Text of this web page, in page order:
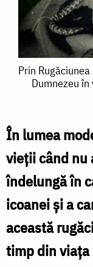
Prin
Rugăciunea
Iisus
dobândim
simțul
prezenței
Dumnezeu
în
Prin
Dumnezeu
În lumea
vieții când nu
îndelungă în
icoanei și a
această
timp din viața